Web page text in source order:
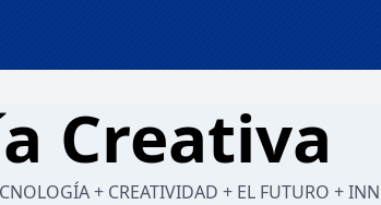
Creativa
+ CREATIVIDAD + EL FUTURO +